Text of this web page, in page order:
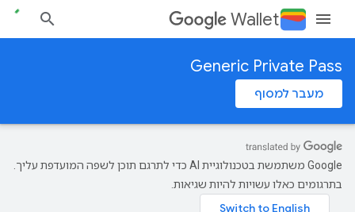
Wallet
Generic Private Pass
מעבר למסוף
‫Google משתמשת בטכנולוגיית AI כדי לתרגם תוכן לשפה המועדפת עליך.
בתרגומים כאלו עשויות להיות שגיאות.